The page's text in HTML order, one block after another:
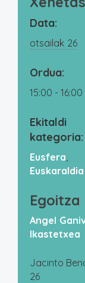
Data:
otsailak 26
Ordua:
15:00 - 16:00
Ekitaldi
kategoria:
Eusfera,
Euskaraldia
Egoitza
Angel
Ikastetxea
Jacinto
26